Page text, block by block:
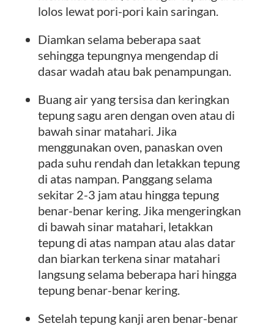
lolos lewat pori-pori kain saringan.
Diamkan selama beberapa saat
sehingga tepungnya mengendap di
dasar wadah atau bak penampungan.
Buang air yang tersisa dan keringkan
tepung sagu aren dengan oven atau di
bawah sinar matahari. Jika
menggunakan oven, panaskan oven
pada suhu rendah dan letakkan tepung
di atas nampan. Panggang selama
sekitar 2-3 jam atau hingga tepung
benar-benar kering. Jika mengeringkan
di bawah sinar matahari, letakkan
tepung di atas nampan atau alas datar
dan biarkan terkena sinar matahari
langsung selama beberapa hari hingga
tepung benar-benar kering.
Setelah tepung kanji aren benar-benar